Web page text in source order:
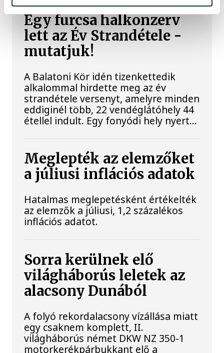
Egy furcsa halkonzerv
lett az Év Strandétele -
mutatjuk!
A Balatoni Kör idén tizenkettedik
alkalommal hirdette meg az év
strandétele versenyt, amelyre minden
eddiginél több, 22 vendéglátóhely 44
étellel indult. Egy fonyódi hely nyert...
Meglepték az elemzőket
a júliusi inflációs adatok
Hatalmas meglepetésként értékelték
az elemzők a júliusi, 1,2 százalékos
inflációs adatot.
Sorra kerülnek elő
világháborús leletek az
alacsony Dunából
A folyó rekordalacsony vízállása miatt
egy csaknem komplett, II.
világháborús német DKW NZ 350-1
motorkerékpárbukkant elő a